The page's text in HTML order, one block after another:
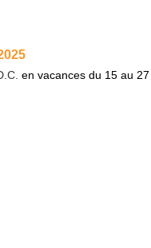
en vacances du 15 au